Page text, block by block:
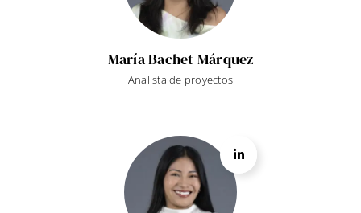
María Bachet Márquez
Analista de proyectos